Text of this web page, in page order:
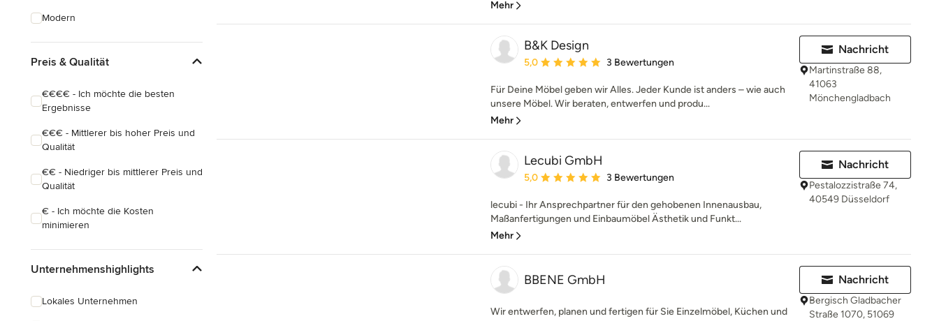
Holzbehandlung
Alle anzeigen
Modern
Preis & Qualität
€€€€ - Ich möchte die besten
Ergebnisse
€€€ - Mittlerer bis hoher Preis und
Qualität
€€ - Niedriger bis mittlerer Preis und
Qualität
€ - Ich möchte die Kosten
minimieren
Unternehmenshighlights
Lokales Unternehmen
Mehr
B&K Design
Durchschnittliche Bewertung: 5 von 5 Sternen
5,0 3 Bewertungen
Für Deine Möbel geben wir Alles. Jeder Kunde ist anders – wie auch
unsere Möbel. Wir beraten, entwerfen und produ...
Mehr
Nachricht
Martinstraße 88,
41063
Mönchengladbach
Lecubi GmbH
Durchschnittliche Bewertung: 5 von 5 Sternen
5,0 3 Bewertungen
lecubi - Ihr Ansprechpartner für den gehobenen Innenausbau,
Maßanfertigungen und Einbaumöbel Ästhetik und Funkt...
Mehr
Nachricht
Pestalozzistraße 74,
40549 Düsseldorf
BBENE GmbH
Wir entwerfen, planen und fertigen für Sie Einzelmöbel, Küchen und
Nachricht
Bergisch Gladbacher
Straße 1070, 51069